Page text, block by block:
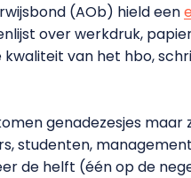
(AOb) hield een
over werkdruk,
van het hbo,
genadezesjes
studenten,
de helft (één op de